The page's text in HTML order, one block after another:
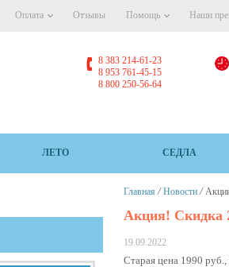
Оплата Отзывы Помощь Наши
8 383 214-61-23
8 953 761-45-15
8 800 250-56-64
ЛЕТО СЕДЛА
Главная / Новости /
Акция! Скидка
19.09.2022
Старая цена 1990